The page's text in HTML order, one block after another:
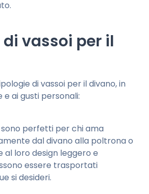
vassoi per il
di vassoi per il divano, in
e ai gusti personali:
sono perfetti per chi ama
dal divano alla poltrona o
al loro design leggero e
essere trasportati
si desideri.